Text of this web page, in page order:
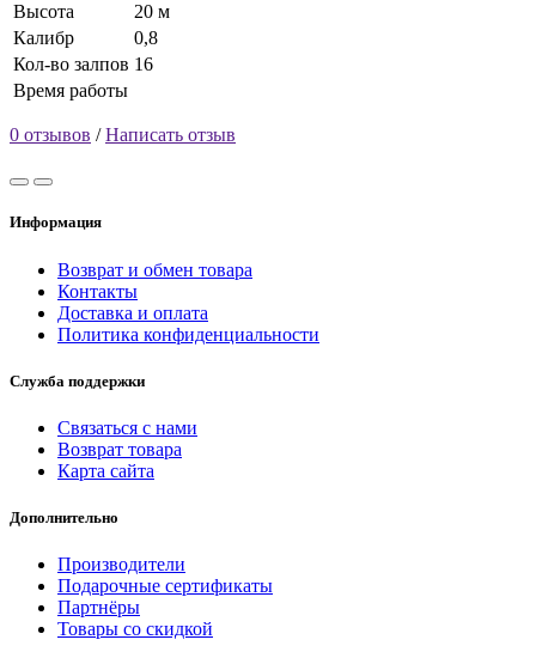
Высота
20 м
Калибр
0,8
Кол-во залпов 16
Время работы
0 отзывов /Написать отзыв
Информация
Возврат и обмен товара
Контакты
Доставка и оплата
Политика конфиденциальности
Служба поддержки
Связаться с нами
Возврат товара
Карта сайта
Дополнительно
Производители
Подарочные сертификаты
Партнёры
Товары со скидкой